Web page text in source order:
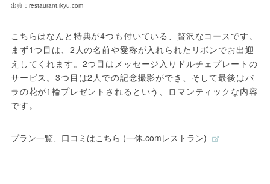
出典：restaurant.ikyu.com
こちらはなんと特典が4つも付いている、贅沢なコースです。
まず1つ目は、2人の名前や愛称が入れられたリボンでお出迎
えしてくれます。2つ目はメッセージ入りドルチェプレートの
サービス。3つ目は2人での記念撮影ができ、そして最後はバ
ラの花が1輪プレゼントされるという、ロマンティックな内容
です。
プラン一覧、口コミはこちら (一休.comレストラン)